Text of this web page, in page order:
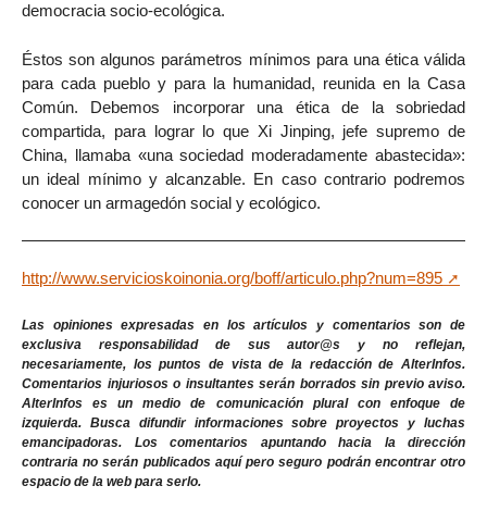
democracia socio-ecológica.
Éstos son algunos parámetros mínimos para una ética válida
para cada pueblo y para la humanidad, reunida en la Casa
Común. Debemos incorporar una ética de la sobriedad
compartida, para lograr lo que Xi Jinping, jefe supremo de
China, llamaba «una sociedad moderadamente abastecida»:
un ideal mínimo y alcanzable. En caso contrario podremos
conocer un armagedón social y ecológico.
http://www.servicioskoinonia.org/boff/articulo.php?num=895
Las opiniones expresadas en los artículos y comentarios son de
exclusiva responsabilidad de sus autor@s y no reflejan,
necesariamente, los puntos de vista de la redacción de AlterInfos.
Comentarios injuriosos o insultantes serán borrados sin previo aviso.
AlterInfos es un medio de comunicación plural con enfoque de
izquierda. Busca difundir informaciones sobre proyectos y luchas
emancipadoras. Los comentarios apuntando hacia la dirección
contraria no serán publicados aquí pero seguro podrán encontrar otro
espacio de la web para serlo.